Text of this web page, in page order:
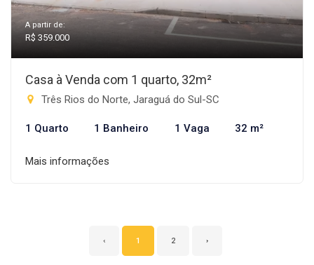
A partir de:
R$ 359.000
Casa à Venda com 1 quarto, 32m²
Três Rios do Norte, Jaraguá do Sul-SC
1 Quarto 1 Banheiro 1 Vaga 32 m²
Mais informações
‹ 1 2 ›